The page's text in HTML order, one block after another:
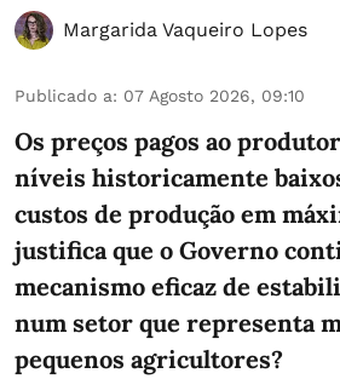
Margarida Vaqueiro Lopes
Publicado a: 07 Agosto 2026, 09:10
Os preços pagos ao
níveis historicamente
custos de produção em
justifica que o Governo
mecanismo eficaz de
num setor que representa
pequenos agricultores?